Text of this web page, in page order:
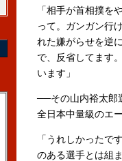
「相手が首相撲を
って。ガンガン行
れた嫌がらせを逆
で、反省してます
います」
──その山内裕太郎
全日本中量級のエ
「うれしかったで
のある選手とは組